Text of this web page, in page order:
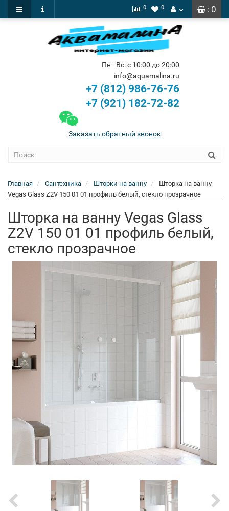
: 0
0 0
Пн - Вс: с 10:00 до 20:00
info@aquamalina.ru
+7 (812) 986-76-76
+7 (921) 182-72-82
Заказать обратный звонок
Главная Сантехника Шторки на ванну
Шторка на ванну
Vegas Glass Z2V 150 01 01 профиль белый, стекло прозрачное
Шторка на ванну Vegas Glass
Z2V 150 01 01 профиль белый,
стекло прозрачное